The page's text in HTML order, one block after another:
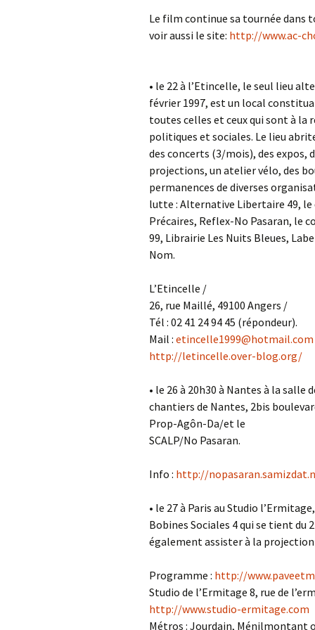
Le film continue sa tournée dans
voir aussi le site: http://www.ac-
• le 22 à l’Etincelle, le seul lieu
février 1997, est un local
toutes celles et ceux qui sont à la
politiques et sociales. Le lieu
des concerts (3/mois), des expos,
projections, un atelier vélo, des
permanences de diverses
lutte : Alternative Libertaire 49,
Précaires, Reflex-No Pasaran, le
99, Librairie Les Nuits Bleues,
Nom.
L’Etincelle /
26, rue Maillé, 49100 Angers /
Tél : 02 41 24 94 45 (répondeur).
Mail : etincelle1999@hotmail.com
http://letincelle.over-blog.org/
• le 26 à 20h30 à Nantes à la
chantiers de Nantes, 2bis
Prop-Agôn-Da/et le
SCALP/No Pasaran.
Info : http://
• le 27 à Paris au Studio
Bobines Sociales 4 qui se tient du
également assister à la
Programme : http://
Studio de l’Ermitage 8, rue de
http://www.studio-ermitage.com
Métros : Jourdain, Ménilmontant